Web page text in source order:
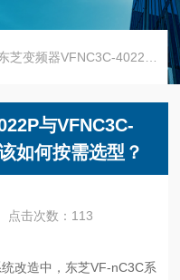
器VFNC3C-4022P与VFNC3C-4055P对比：两款定位器该如何按需选型？
与VFNC3C-
如何按需选型？
点击次数：113
改造中，东芝VF-nC3C系